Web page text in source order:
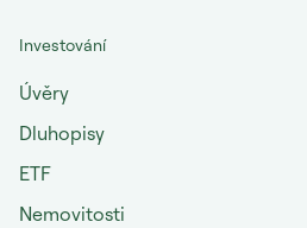
Investování
Úvěry
Dluhopisy
ETF
Nemovitosti